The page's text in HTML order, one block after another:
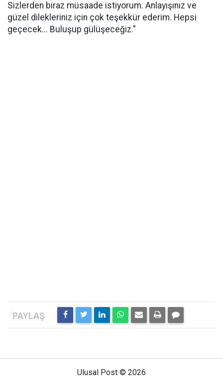
Sizlerden biraz müsaade istiyorum. Anlayışınız ve
güzel dilekleriniz için çok teşekkür ederim. Hepsi
geçecek... Buluşup gülüşeceğiz."
Ulusal Post © 2026